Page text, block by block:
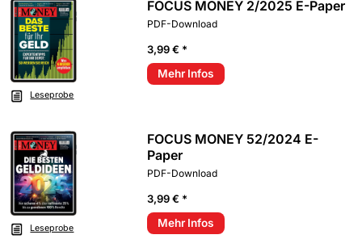
Leseprobe
FOCUS MONEY 2/2025 E-Paper
PDF-Download
3,99 € *
Mehr Infos
Leseprobe
FOCUS MONEY 52/2024 E-
Paper
PDF-Download
3,99 € *
Mehr Infos